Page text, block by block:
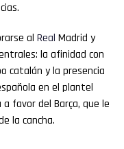
al Real Madrid y
la afinidad con
catalán y la presencia
en el plantel
a favor del Barça, que le
la cancha.